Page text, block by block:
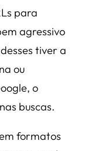
para
agressivo
tiver a
ou
o
buscas.
formatos